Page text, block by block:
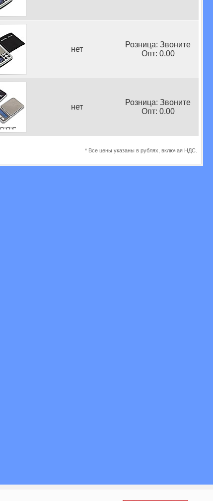
нет
Розница: Звоните
Опт: 0.00
нет
Розница: Звоните
Опт: 0.00
* Все цены указаны в рублях, включая НДС.